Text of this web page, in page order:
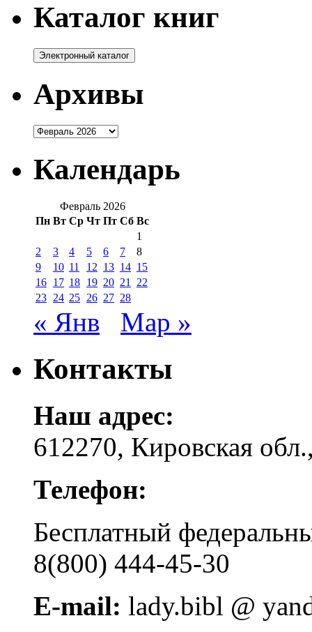
Каталог книг
Архивы
Архивы
Календарь
Февраль 2026
Пн Вт Ср Чт Пт Сб Вс
1
2
3 4 5 6 7
8
9
10 11 12 13 14 15
16 17 18 19 20 21
22
23 24 25 26 27 28
« Янв Мар »
Контакты
Наш адрес:
612270, Кировская
Телефон:
Бесплатный
8(800) 444-45-30
E-mail: lady.bibl @